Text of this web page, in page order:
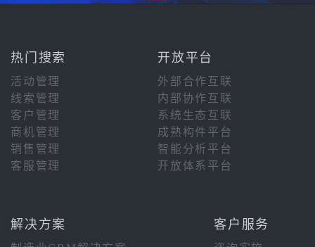
热门搜索 开放平台
活动管理
外部合作互联
线索管理
内部协作互联
客户管理
系统生态互联
商机管理
成熟构件平台
销售管理
智能分析平台
客服管理
开放体系平台
解决方案 客户服务